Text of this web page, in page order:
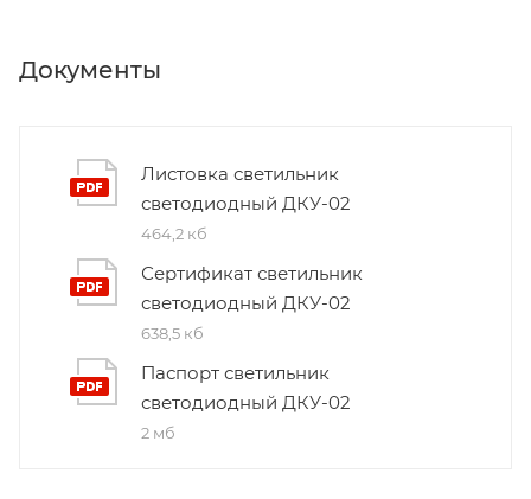
Документы
Листовка светильник
светодиодный ДКУ-02
464,2 кб
Сертификат светильник
светодиодный ДКУ-02
638,5 кб
Паспорт светильник
светодиодный ДКУ-02
2 мб